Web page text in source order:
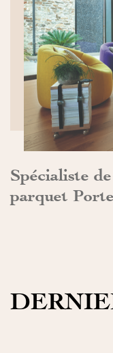
Spécialiste
parquet